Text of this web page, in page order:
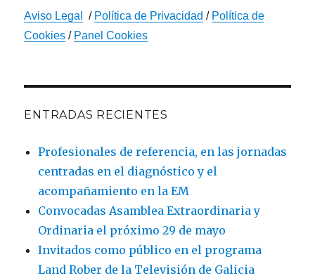
Aviso Legal / Política de Privacidad / Política de
Cookies / Panel Cookies
ENTRADAS RECIENTES
Profesionales de referencia, en las jornadas
centradas en el diagnóstico y el
acompañamiento en la EM
Convocadas Asamblea Extraordinaria y
Ordinaria el próximo 29 de mayo
Invitados como público en el programa
Land Rober de la Televisión de Galicia